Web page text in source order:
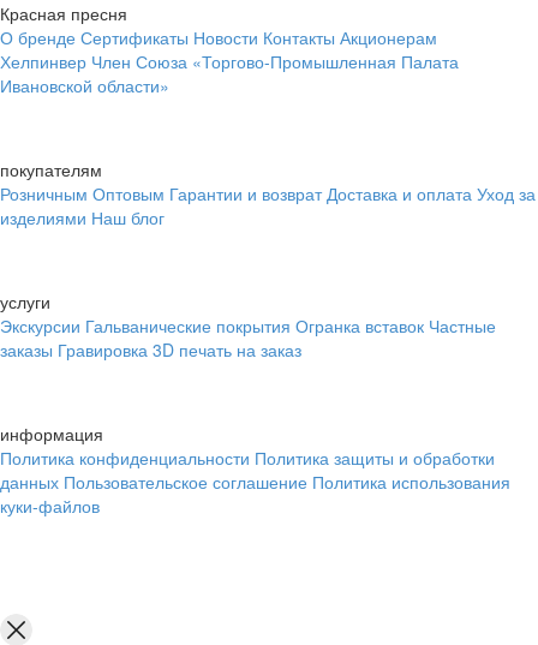
Красная пресня
О бренде Сертификаты Новости Контакты Акционерам
Хелпинвер Член Союза «Торгово-Промышленная Палата
Ивановской области»
покупателям
Розничным Оптовым Гарантии и возврат Доставка и оплата Уход за
изделиями Наш блог
услуги
Экскурсии Гальванические покрытия Огранка вставок Частные
заказы Гравировка 3D печать на заказ
информация
Политика конфиденциальности Политика защиты и обработки
данных Пользовательское соглашение Политика использования
куки-файлов